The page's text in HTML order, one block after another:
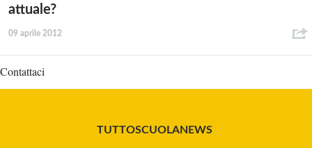
attuale?
09 aprile 2012
Contattaci
TUTTOSCUOLANEWS